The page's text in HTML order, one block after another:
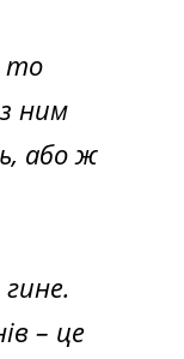
то
ним
або ж
– це